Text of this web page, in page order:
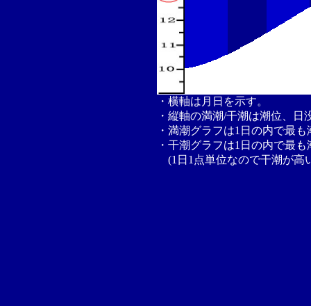
・横軸は月日を示す。
・縦軸の満潮/干潮は潮位、
・満潮グラフは1日の内で最
・干潮グラフは1日の内で最
(1日1点単位なので干潮が高